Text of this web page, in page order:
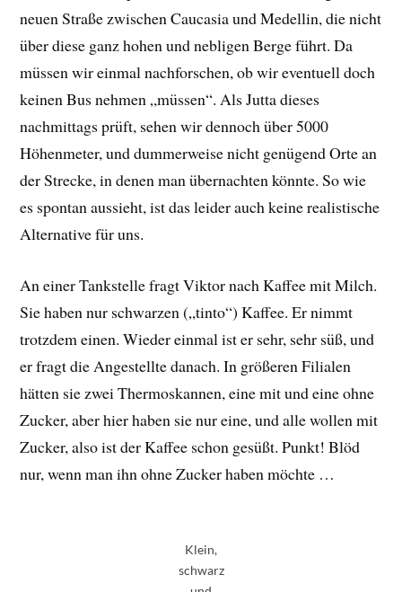
neuen Straße zwischen Caucasia und Medellin, die nicht
über diese ganz hohen und nebligen Berge führt. Da
müssen wir einmal nachforschen, ob wir eventuell doch
keinen Bus nehmen „müssen“. Als Jutta dieses
nachmittags prüft, sehen wir dennoch über 5000
Höhenmeter, und dummerweise nicht genügend Orte an
der Strecke, in denen man übernachten könnte. So wie
es spontan aussieht, ist das leider auch keine realistische
Alternative für uns.
An einer Tankstelle fragt Viktor nach Kaffee mit Milch.
Sie haben nur schwarzen („tinto“) Kaffee. Er nimmt
trotzdem einen. Wieder einmal ist er sehr, sehr süß, und
er fragt die Angestellte danach. In größeren Filialen
hätten sie zwei Thermoskannen, eine mit und eine ohne
Zucker, aber hier haben sie nur eine, und alle wollen mit
Zucker, also ist der Kaffee schon gesüßt. Punkt! Blöd
nur, wenn man ihn ohne Zucker haben möchte …
Klein,
schwarz